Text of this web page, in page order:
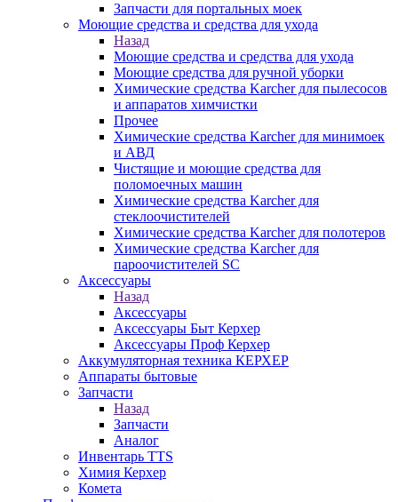
Запчасти для портальных моек
Моющие средства и средства для ухода
Назад
Моющие средства и средства для ухода
Моющие средства для ручной уборки
Химические средства Karcher для пылесосов
и аппаратов химчистки
Прочее
Химические средства Karcher для минимоек
и АВД
Чистящие и моющие средства для
поломоечных машин
Химические средства Karcher для
стеклоочистителей
Химические средства Karcher для полотеров
Химические средства Karcher для
пароочистителей SC
Аксессуары
Назад
Аксессуары
Аксессуары Быт Керхер
Аксессуары Проф Керхер
Аккумуляторная техника КЕРХЕР
Аппараты бытовые
Запчасти
Назад
Запчасти
Аналог
Инвентарь TTS
Химия Керхер
Комета